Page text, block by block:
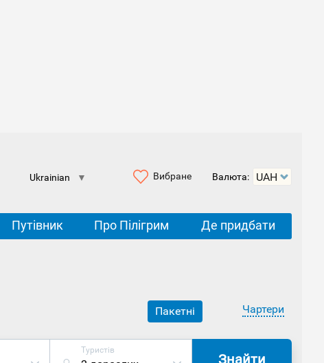
Ukrainian ▼ Вибране Валюта:
Путівник Про Пілігрим Де придбати
Пакетні Чартери
Туристів
Знайти